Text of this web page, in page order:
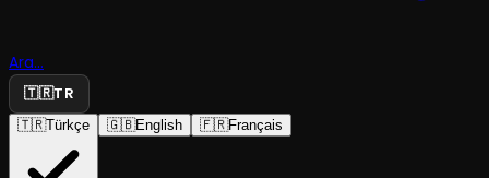
Ara...
🇹🇷TR
🇹🇷Türkçe 🇬🇧English 🇫🇷Français